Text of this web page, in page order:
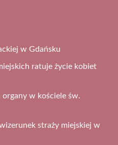
w Gdańsku
ratuje życie kobiet
organy w kościele św.
straży miejskiej w